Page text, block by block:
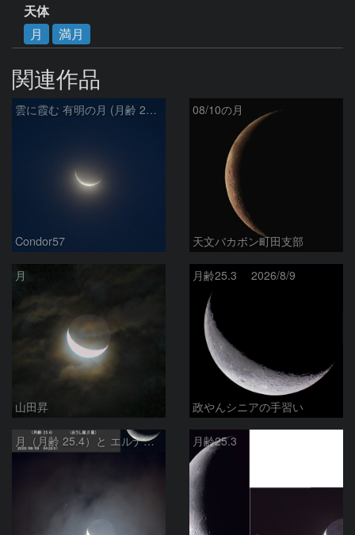
天体
月
満月
関連作品
雲に霞む 有明の月 (月齢 26.4)
Condor57
08/10の月
天文バカボン町田支部
月
山田昇
月齢25.3 2026/8/9
政やんシニアの手習い
月（月齢 25.4）と エルナト（おうし座β星） 月齢25.3